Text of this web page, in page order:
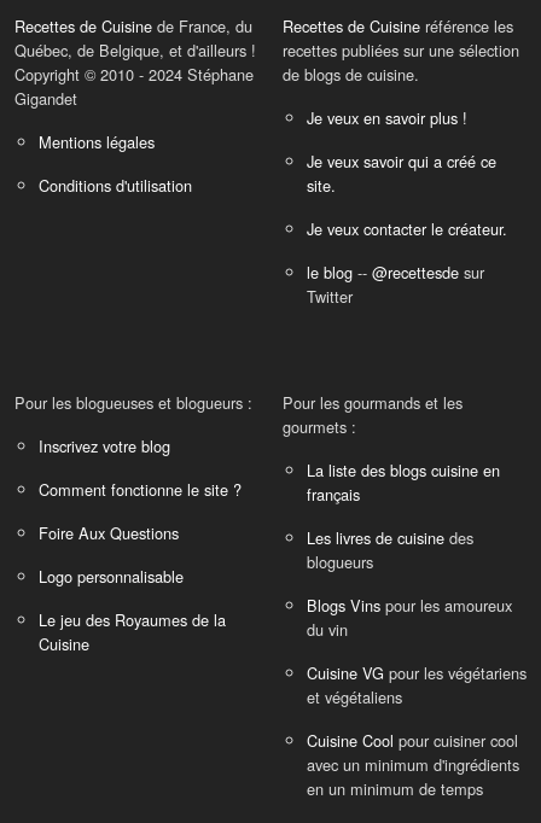
Recettes de Cuisine de France, du
Québec, de Belgique, et d'ailleurs !
Copyright © 2010 - 2024 Stéphane
Gigandet
Mentions légales
Conditions d'utilisation
Recettes de Cuisine référence les
recettes publiées sur une sélection
de blogs de cuisine.
Je veux en savoir plus !
Je veux savoir qui a créé ce
site.
Je veux contacter le créateur.
le blog -- @recettesde sur
Twitter
Pour les blogueuses et blogueurs :
Inscrivez votre blog
Comment fonctionne le site ?
Foire Aux Questions
Logo personnalisable
Le jeu des Royaumes de la
Cuisine
Pour les gourmands et les
gourmets :
La liste des blogs cuisine en
français
Les livres de cuisine des
blogueurs
Blogs Vins pour les amoureux
du vin
Cuisine VG pour les végétariens
et végétaliens
Cuisine Cool pour cuisiner cool
avec un minimum d'ingrédients
en un minimum de temps